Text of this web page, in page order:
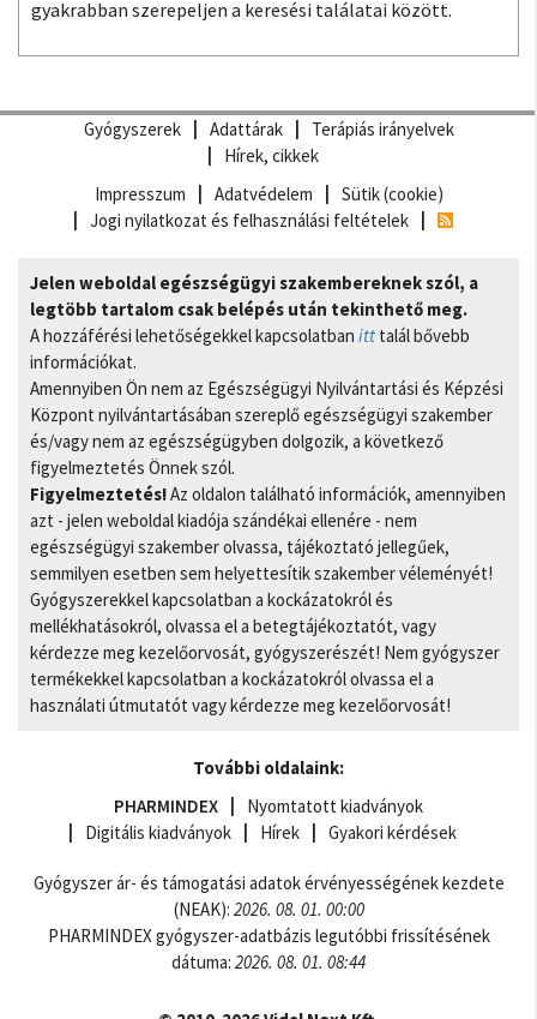
gyakrabban szerepeljen a keresési találatai között.
Gyógyszerek Adattárak
Terápiás irányelvek
Hírek, cikkek
Impresszum
Adatvédelem
Sütik (cookie)
Jogi nyilatkozat és felhasználási feltételek
Jelen weboldal egészségügyi szakembereknek szól, a
legtöbb tartalom csak belépés után tekinthető meg.
A hozzáférési lehetőségekkel kapcsolatban itt talál bővebb
információkat.
Amennyiben Ön nem az Egészségügyi Nyilvántartási és Képzési
Központ nyilvántartásában szereplő egészségügyi szakember
és/vagy nem az egészségügyben dolgozik, a következő
figyelmeztetés Önnek szól.
Figyelmeztetés!Az oldalon található információk, amennyiben
azt - jelen weboldal kiadója szándékai ellenére - nem
egészségügyi szakember olvassa, tájékoztató jellegűek,
semmilyen esetben sem helyettesítik szakember véleményét!
Gyógyszerekkel kapcsolatban a kockázatokról és
mellékhatásokról, olvassa el a betegtájékoztatót, vagy
kérdezze meg kezelőorvosát, gyógyszerészét! Nem gyógyszer
termékekkel kapcsolatban a kockázatokról olvassa el a
használati útmutatót vagy kérdezze meg kezelőorvosát!
További oldalaink:
PHARMINDEX
Nyomtatott kiadványok
Digitális kiadványok
Hírek Gyakori kérdések
Gyógyszer ár- és támogatási adatok érvényességének kezdete
(NEAK): 2026. 08. 01. 00:00
PHARMINDEX gyógyszer-adatbázis legutóbbi frissítésének
dátuma: 2026. 08. 01. 08:44